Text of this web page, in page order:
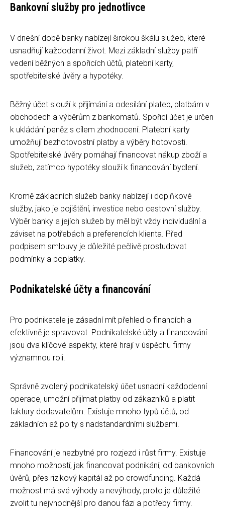
Bankovní služby pro jednotlivce
V dnešní době banky nabízejí širokou škálu služeb, které
usnadňují každodenní život. Mezi základní služby patří
vedení běžných a spořicích účtů, platební karty,
spotřebitelské úvěry a hypotéky.
Běžný účet slouží k přijímání a odesílání plateb, platbám v
obchodech a výběrům z bankomatů. Spořicí účet je určen
k ukládání peněz s cílem zhodnocení. Platební karty
umožňují bezhotovostní platby a výběry hotovosti.
Spotřebitelské úvěry pomáhají financovat nákup zboží a
služeb, zatímco hypotéky slouží k financování bydlení.
Kromě základních služeb banky nabízejí i doplňkové
služby, jako je pojištění, investice nebo cestovní služby.
Výběr banky a jejích služeb by měl být vždy individuální a
záviset na potřebách a preferencích klienta. Před
podpisem smlouvy je důležité pečlivě prostudovat
podmínky a poplatky.
Podnikatelské účty a financování
Pro podnikatele je zásadní mít přehled o financích a
efektivně je spravovat. Podnikatelské účty a financování
jsou dva klíčové aspekty, které hrají v úspěchu firmy
významnou roli.
Správně zvolený podnikatelský účet usnadní každodenní
operace, umožní přijímat platby od zákazníků a platit
faktury dodavatelům. Existuje mnoho typů účtů, od
základních až po ty s nadstandardními službami.
Financování je nezbytné pro rozjezd i růst firmy. Existuje
mnoho možností, jak financovat podnikání, od bankovních
úvěrů, přes rizikový kapitál až po crowdfunding. Každá
možnost má své výhody a nevýhody, proto je důležité
zvolit tu nejvhodnější pro danou fázi a potřeby firmy.